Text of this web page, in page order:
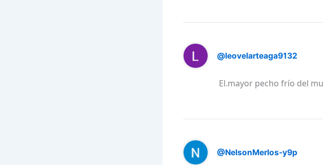
@leovelarteaga9132
El.mayor pecho frío del
@NelsonMerlos-y9p